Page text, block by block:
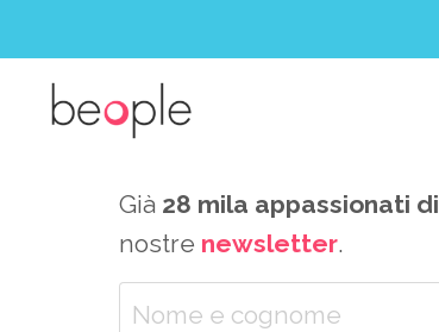
Già 28 mila appassionati
nostre newsletter.